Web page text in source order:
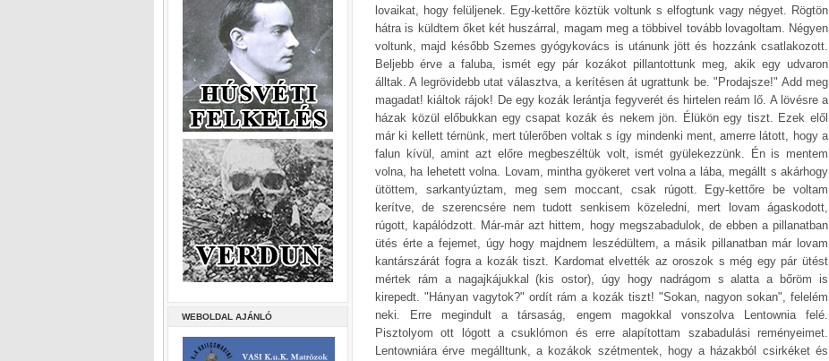
WEBOLDAL AJÁNLÓ
lovaikat, hogy felüljenek. Egy-kettőre köztük voltunk s elfogtunk vagy négyet. Rögtön
hátra is küldtem őket két huszárral, magam meg a többivel tovább lovagoltam. Négyen
voltunk, majd később Szemes gyógykovács is utánunk jött és hozzánk csatlakozott.
Beljebb érve a faluba, ismét egy pár kozákot pillantottunk meg, akik egy udvaron
álltak. A legrövidebb utat választva, a kerítésen át ugrattunk be. "Prodajsze!" Add meg
magadat! kiáltok rájok! De egy kozák lerántja fegyverét és hirtelen reám lő. A lövésre a
házak közül előbukkan egy csapat kozák és nekem jön. Élükön egy tiszt. Ezek elől
már ki kellett térnünk, mert túlerőben voltak s így mindenki ment, amerre látott, hogy a
falun kívül, amint azt előre megbeszéltük volt, ismét gyülekezzünk. Én is mentem
volna, ha lehetett volna. Lovam, mintha gyökeret vert volna a lába, megállt s akárhogy
ütöttem, sarkantyúztam, meg sem moccant, csak rúgott. Egy-kettőre be voltam
kerítve, de szerencsére nem tudott senkisem közeledni, mert lovam ágaskodott,
rúgott, kapálódzott. Már-már azt hittem, hogy megszabadulok, de ebben a pillanatban
ütés érte a fejemet, úgy hogy majdnem leszédültem, a másik pillanatban már lovam
kantárszárát fogra a kozák tiszt. Kardomat elvették az oroszok s még egy pár ütést
mértek rám a nagajkájukkal (kis ostor), úgy hogy nadrágom s alatta a bőröm is
kirepedt. "Hányan vagytok?" ordít rám a kozák tiszt! "Sokan, nagyon sokan", felelém
neki. Erre megindult a társaság, engem magokkal vonszolva Lentownia felé.
Pisztolyom ott lógott a csuklómon és erre alapítottam szabadulási reményeimet.
Lentowniára érve megálltunk, a kozákok szétmentek, hogy a házakból csirkéket és